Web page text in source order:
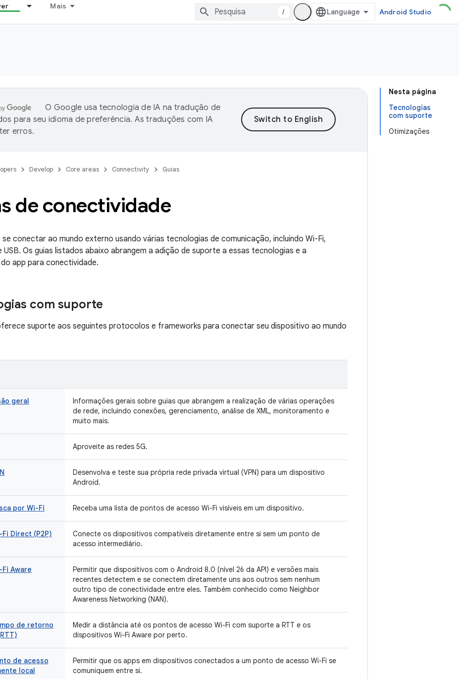
Mais
/ Android Studio
Nesta página
Tecnologias
com suporte
Otimizações
O Google usa tecnologia de IA na tradução de
para seu idioma de preferência. As traduções com IA
erros.
Develop Core areas Connectivity Guias
de conectividade
se conectar ao mundo externo usando várias tecnologias de comunicação, incluindo Wi-Fi,
Os guias listados abaixo abrangem a adição de suporte a essas tecnologias e a
app para conectividade.
com suporte
suporte aos seguintes protocolos e frameworks para conectar seu dispositivo ao mundo
geral
Informações gerais sobre guias que abrangem a realização de várias operações
de rede, incluindo conexões, gerenciamento, análise de XML, monitoramento e
muito mais.
Aproveite as redes 5G.
Desenvolva e teste sua própria rede privada virtual (VPN) para um dispositivo
Android.
por Wi-Fi Receba uma lista de pontos de acesso Wi-Fi visíveis em um dispositivo.
Fi Direct (P2P)
Conecte os dispositivos compatíveis diretamente entre si sem um ponto de
acesso intermediário.
Fi Aware
Permitir que dispositivos com o Android 8.0 (nível 26 da API) e versões mais
recentes detectem e se conectem diretamente uns aos outros sem nenhum
outro tipo de conectividade entre eles. Também conhecido como Neighbor
Awareness Networking (NAN).
de retorno
Medir a distância até os pontos de acesso Wi-Fi com suporte a RTT e os
dispositivos Wi-Fi Aware por perto.
de acesso
local
Permitir que os apps em dispositivos conectados a um ponto de acesso Wi-Fi se
comuniquem entre si.